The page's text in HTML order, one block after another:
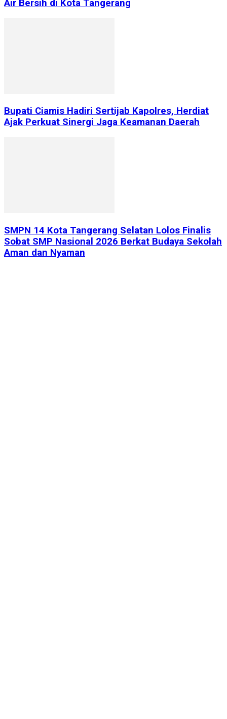
Air Bersih di Kota Tangerang
Bupati Ciamis Hadiri Sertijab Kapolres, Herdiat
Ajak Perkuat Sinergi Jaga Keamanan Daerah
SMPN 14 Kota Tangerang Selatan Lolos Finalis
Sobat SMP Nasional 2026 Berkat Budaya Sekolah
Aman dan Nyaman